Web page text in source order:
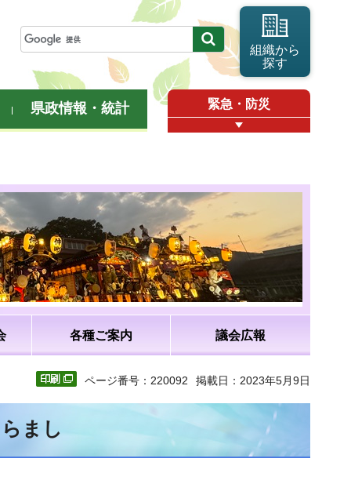
組織から
探す
県政情報・統計 緊急・防災
各種ご案内 議会広報
ページ番号：220092 掲載日：2023年5月9日
まし